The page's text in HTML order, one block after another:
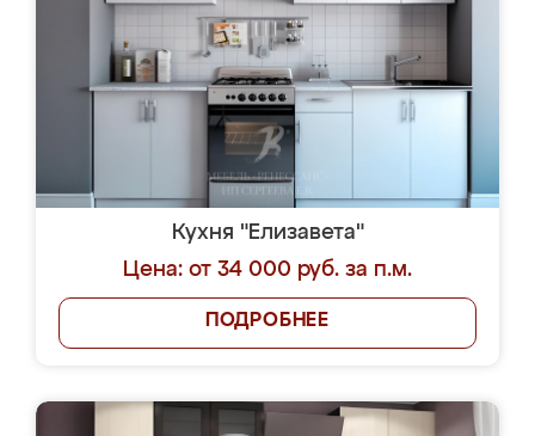
Кухня "Елизавета"
Цена: от 34 000 руб. за п.м.
ПОДРОБНЕЕ